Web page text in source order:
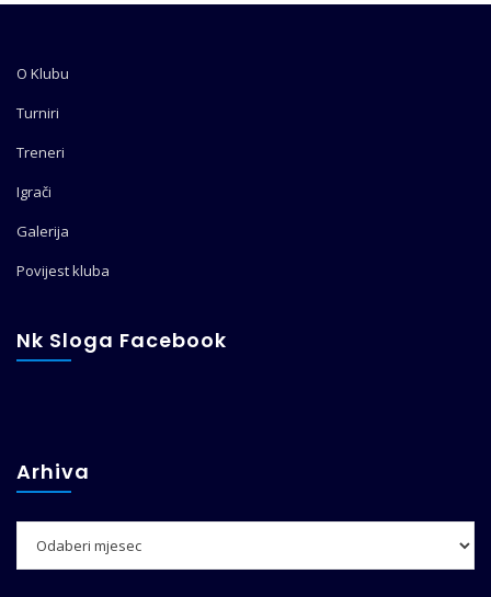
O Klubu
Turniri
Treneri
Igrači
Galerija
Povijest kluba
Nk Sloga Facebook
Arhiva